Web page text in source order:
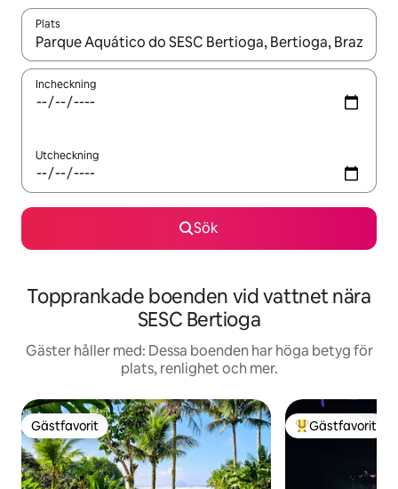
Plats
När resultaten är tillgängliga kan du navigera med upp- och
Incheckning
Utcheckning
Sök
Topprankade boenden vid vattnet nära
SESC Bertioga
Gäster håller med: Dessa boenden har höga betyg för
plats, renlighet och mer.
Gästfavorit
Gästfavorit Populär
Gästfavorit